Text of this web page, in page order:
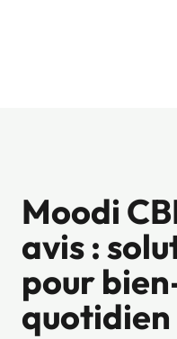
Moodi
avis :
pour
quotidien